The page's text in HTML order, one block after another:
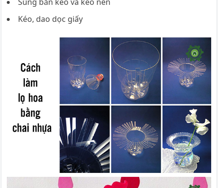
Kéo, dao dọc giấy